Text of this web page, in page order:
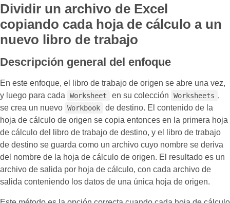
Dividir un archivo de Excel
copiando cada hoja de cálculo a un
nuevo libro de trabajo
Descripción general del enfoque
En este enfoque, el libro de trabajo de origen se abre una vez,
y luego para cada
Worksheet en su colección Worksheets ,
se crea un nuevo Workbook
de destino. El contenido de la
hoja de cálculo de origen se copia entonces en la primera hoja
de cálculo del libro de trabajo de destino, y el libro de trabajo
de destino se guarda como un archivo cuyo nombre se deriva
del nombre de la hoja de cálculo de origen. El resultado es un
archivo de salida por hoja de cálculo, con cada archivo de
salida conteniendo los datos de una única hoja de origen.